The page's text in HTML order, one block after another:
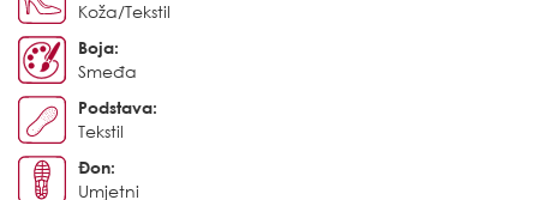
Koža/Tekstil
Boja:
Smeđa
Podstava:
Tekstil
Đon:
Umjetni